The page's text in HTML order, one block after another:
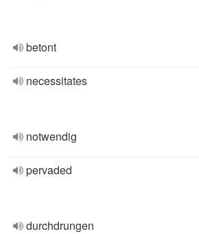
betont
necessitates
notwendig
pervaded
durchdrungen